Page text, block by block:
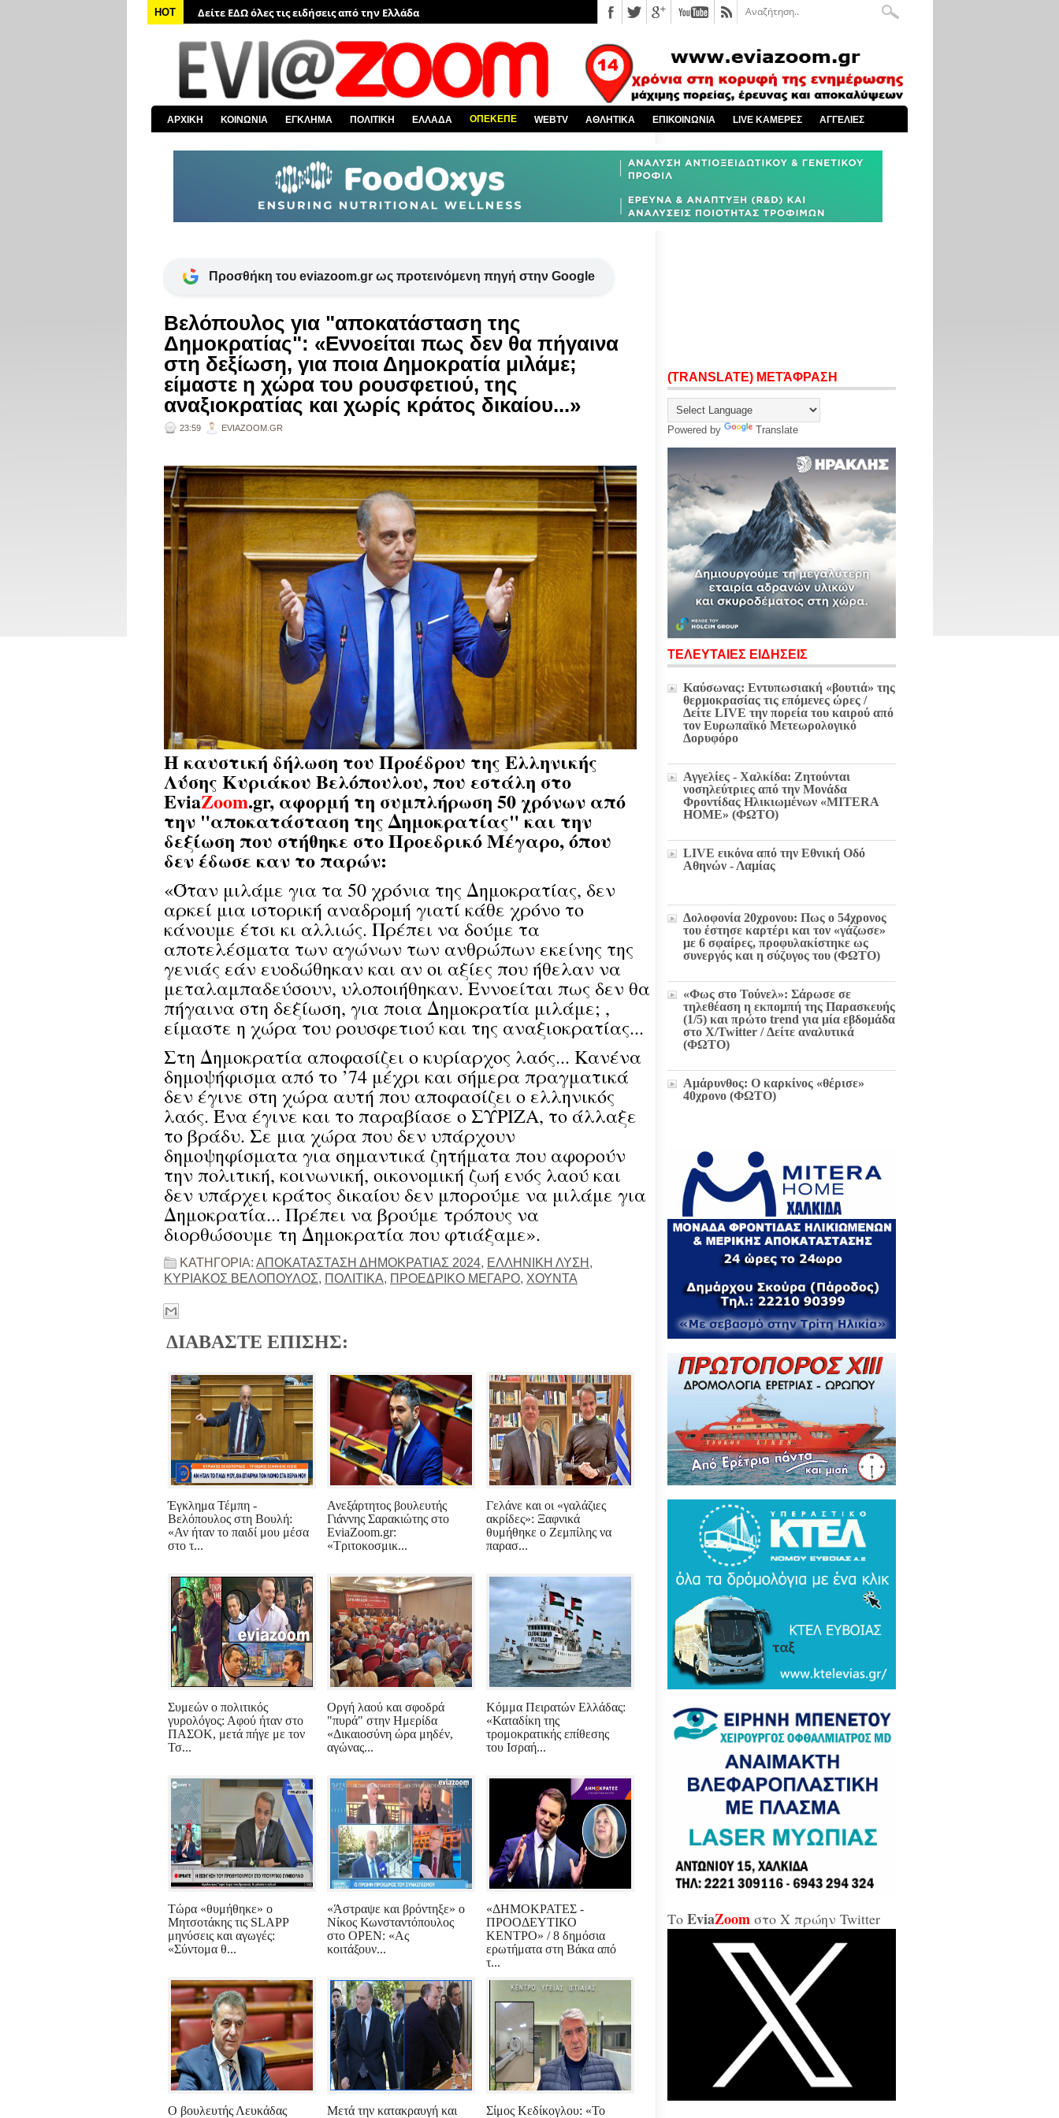
HOT
Δείτε ΕΔΩ όλες τις ειδήσεις από την Ελλάδα
Δείτε ΕΔΩ όλα τα πολιτικά νέα
Δείτε ΕΔΩ τις αποκαλύψεις του EviaZoom.gr
Δείτε ΕΔΩ όλα τα αστυνομικά νέα
Δείτε ΕΔΩ όλα τα νέα από τον κόσμο
Δείτε ΕΔΩ όλα τα νέα για την Χαλκίδα και όλη την Εύβοια
ΑΡΧΙΚΗ ΚΟΙΝΩΝΙΑ ΕΓΚΛΗΜΑ ΠΟΛΙΤΙΚΗ ΕΛΛΑΔΑ ΟΠΕΚΕΠΕ WEBTV ΑΘΛΗΤΙΚΑ ΕΠΙΚΟΙΝΩΝΙΑ LIVE ΚΑΜΕΡΕΣ ΑΓΓΕΛΙΕΣ
Προσθήκη του eviazoom.gr ως προτεινόμενη πηγή στην Google
Βελόπουλος για "αποκατάσταση της
Δημοκρατίας": «Εννοείται πως δεν θα πήγαινα
στη δεξίωση, για ποια Δημοκρατία μιλάμε;
είμαστε η χώρα του ρουσφετιού, της
αναξιοκρατίας και χωρίς κράτος δικαίου...»
23:59 EVIAZOOM.GR
Η καυστική δήλωση του Προέδρου της Ελληνικής
Λύσης Κυριάκου Βελόπουλου, που εστάλη στο
EviaZoom.gr, αφορμή τη συμπλήρωση 50 χρόνων από
την "αποκατάσταση της Δημοκρατίας" και την
δεξίωση που στήθηκε στο Προεδρικό Μέγαρο, όπου
δεν έδωσε καν το παρών:
«Όταν μιλάμε για τα 50 χρόνια της Δημοκρατίας, δεν
αρκεί μια ιστορική αναδρομή γιατί κάθε χρόνο το
κάνουμε έτσι κι αλλιώς. Πρέπει να δούμε τα
αποτελέσματα των αγώνων των ανθρώπων εκείνης της
γενιάς εάν ευοδώθηκαν και αν οι αξίες που ήθελαν να
μεταλαμπαδεύσουν, υλοποιήθηκαν. Εννοείται πως δεν θα
πήγαινα στη δεξίωση, για ποια Δημοκρατία μιλάμε; ,
είμαστε η χώρα του ρουσφετιού και της αναξιοκρατίας...
Στη Δημοκρατία αποφασίζει ο κυρίαρχος λαός... Κανένα
δημοψήφισμα από το ’74 μέχρι και σήμερα πραγματικά
δεν έγινε στη χώρα αυτή που αποφασίζει ο ελληνικός
λαός. Ένα έγινε και το παραβίασε ο ΣΥΡΙΖΑ, το άλλαξε
το βράδυ. Σε μια χώρα που δεν υπάρχουν
δημοψηφίσματα για σημαντικά ζητήματα που αφορούν
την πολιτική, κοινωνική, οικονομική ζωή ενός λαού και
δεν υπάρχει κράτος δικαίου δεν μπορούμε να μιλάμε για
Δημοκρατία... Πρέπει να βρούμε τρόπους να
διορθώσουμε τη Δημοκρατία που φτιάξαμε».
ΚΑΤΗΓΟΡΙΑ: ΑΠΟΚΑΤΑΣΤΑΣΗ ΔΗΜΟΚΡΑΤΙΑΣ 2024, ΕΛΛΗΝΙΚΗ ΛΥΣΗ ,
ΚΥΡΙΑΚΟΣ ΒΕΛΟΠΟΥΛΟΣ, ΠΟΛΙΤΙΚΑ, ΠΡΟΕΔΡΙΚΟ ΜΕΓΑΡΟ, ΧΟΥΝΤΑ
ΔΙΑΒΑΣΤΕ ΕΠΙΣΗΣ:
Έγκλημα Τέμπη -
Βελόπουλος στη Βουλή:
«Αν ήταν το παιδί μου μέσα
στο τ...
Ανεξάρτητος βουλευτής
Γιάννης Σαρακιώτης στο
EviaZoom.gr:
«Τριτοκοσμικ...
Γελάνε και οι «γαλάζιες
ακρίδες»: Ξαφνικά
θυμήθηκε ο Ζεμπίλης να
παρασ...
Συμεών ο πολιτικός
γυρολόγος: Αφού ήταν στο
ΠΑΣΟΚ, μετά πήγε με τον
Τσ...
Οργή λαού και σφοδρά
"πυρά" στην Ημερίδα
«Δικαιοσύνη ώρα μηδέν,
αγώνας...
Κόμμα Πειρατών Ελλάδας:
«Καταδίκη της
τρομοκρατικής επίθεσης
του Ισραή...
Τώρα «θυμήθηκε» ο
Μητσοτάκης τις SLAPP
μηνύσεις και αγωγές:
«Σύντομα θ...
«Άστραψε και βρόντηξε» ο
Νίκος Κωνσταντόπουλος
στο OPEN: «Ας
κοιτάξουν...
«ΔΗΜΟΚΡΑΤΕΣ -
ΠΡΟΟΔΕΥΤΙΚΟ
ΚΕΝΤΡΟ» / 8 δημόσια
ερωτήματα στη Βάκα από
τ...
Ο βουλευτής Λευκάδας
Μετά την κατακραυγή και
Σίμος Κεδίκογλου: «Το
(TRANSLATE) ΜΕΤΆΦΡΑΣΗ
Powered by Translate
ΤΕΛΕΥΤΑΙΕΣ ΕΙΔΗΣΕΙΣ
Καύσωνας: Εντυπωσιακή «βουτιά» της
θερμοκρασίας τις επόμενες ώρες /
Δείτε LIVE την πορεία του καιρού από
τον Ευρωπαϊκό Μετεωρολογικό
Δορυφόρο
Αγγελίες - Χαλκίδα: Ζητούνται
νοσηλεύτριες από την Μονάδα
Φροντίδας Ηλικιωμένων «MITERA
HOME» (ΦΩΤΟ)
LIVE εικόνα από την Εθνική Οδό
Αθηνών - Λαμίας
Δολοφονία 20χρονου: Πως ο 54χρονος
του έστησε καρτέρι και τον «γάζωσε»
με 6 σφαίρες, προφυλακίστηκε ως
συνεργός και η σύζυγος του (ΦΩΤΟ)
«Φως στο Τούνελ»: Σάρωσε σε
τηλεθέαση η εκπομπή της Παρασκευής
(1/5) και πρώτο trend για μία εβδομάδα
στο X/Twitter / Δείτε αναλυτικά
(ΦΩΤΟ)
Αμάρυνθος: Ο καρκίνος «θέρισε»
40χρονο (ΦΩΤΟ)
παρελθόν και μέλλον / Αποκλειστικά
στο EviaZoom.gr: Η ένορκη κατάθεση
πρώην Εισαγγελέα Χαλκίδας:
«Διεφθαρμένοι στη Χαλκίδα όλοι οι
διοικούντες δημόσιοι λειτουργοί...»
(ΕΓΓΡΑΦΑ)
Μετά την Χαλκίδα έμεινε χωρίς νερό
έκτακτης βλάβης...
Ζωή Κωνσταντοπούλου για σκάνδαλο
υποκλοπών: «Να κληθεί ο Εισαγγελέας
του Αρείου Πάγου Κ. Τζαβέλλας στην
Επιτροπή Θεσμών και Διαφάνειας της
Βουλής»
Τουρκικά ΜΜΕ: Συναγερμός και
τρόμος σε Ελλάδα και Ισραήλ για τον
νέο Τουρκικό υπερσύχρονο βαλιστικό
πύραυλο με βεληνεκές 6.000 χιλιομέτρα
(ΦΩΤΟ & ΒΙΝΤΕΟ)
Βάκα Gate: Την περίμεναν στη
συνεδρίαση λογοδοσίας και αυτή
μοίραζε μετάλλια και έβλεπε τον
Παναθηναϊκό στο μπάσκετ / Τα άδεια
έδρανα της ξεφτίλας! (ΦΩΤΟ)
Ανεξάρτητος βουλευτής Γιάννης
Σαρακιώτης στο EviaZoom.gr:
«Τριτοκοσμικό το κράτος δικαίου στην
μπανανία του Μητσοτάκη, στο
στόχαστρο του καθεστώτος όσο ποτέ οι
"ενοχλητικοί" δημοσιογράφοι...»
κράτος δικαίου ο Εισαγγελέας του
Αρείου Πάγου θα έπρεπε να τιμωρηθεί
παραδειγματικά...»
«Δώσε και σε εμένα μπάρμπα...»
Χαλκίδα: Άρον άρον την κοπάνησε η
Διοικήτρια της ΔΥΠΑ από το
«αμαρτωλό» Επιμελητήριο Εύβοιας /
«Ήταν προσβλητική, ειρωνική και
απαξιωτική προς τους εργαζόμενους...»
Μύδροι της αντιπολίτευσης για τις νέες
Τζαβέλλας αθώωσε και τον εαυτό του,
καταπάτησε βάναυσα το ήδη
κακοποιημένο κράτος δικαίου με μία
πραξικοματική διάταξη, θα κληθούν
για να λογοδοτήσουν και πρωτίστως ο
διευθύνων και αυτού του εγκλήματος
κ.Μητσοτάκης...»
Χαλκίδα: Δείτε ζωντανά την κίνηση
στη Παλαιά Γέφυρα (LIVE ΕΙΚΟΝΑ)
Το EviaZoom στο X πρώην Twitter